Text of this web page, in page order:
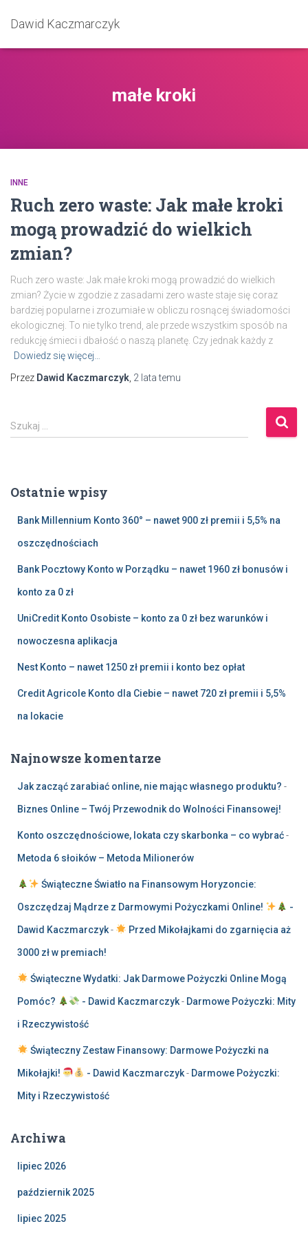
Dawid Kaczmarczyk
małe kroki
INNE
Ruch zero waste: Jak małe kroki
mogą prowadzić do wielkich
zmian?
Ruch zero waste: Jak małe kroki mogą prowadzić do wielkich
zmian? Życie w zgodzie z zasadami zero waste staje się coraz
bardziej popularne i zrozumiałe w obliczu rosnącej świadomości
ekologicznej. To nie tylko trend, ale przede wszystkim sposób na
redukcję śmieci i dbałość o naszą planetę. Czy jednak każdy z
Dowiedz się więcej…
Przez Dawid Kaczmarczyk 2 latatemu
S
z
j
Szukaj …
Ostatnie wpisy
Bank Millennium Konto 360° – nawet 900 zł premii i 5,5% na
oszczędnościach
Bank Pocztowy Konto w Porządku – nawet 1960 zł bonusów i
konto za 0 zł
UniCredit Konto Osobiste – konto za 0 zł bez warunków i
nowoczesna aplikacja
Nest Konto – nawet 1250 zł premii i konto bez opłat
Credit Agricole Konto dla Ciebie – nawet 720 zł premii i 5,5%
na lokacie
Najnowsze komentarze
Jak zacząć zarabiać online, nie mając własnego produktu? -
Biznes Online – Twój Przewodnik do Wolności Finansowej!
Konto oszczędnościowe, lokata czy skarbonka – co wybrać-
Metoda 6 słoików – Metoda Milionerów
Świąteczne Światło na Finansowym Horyzoncie:
Oszczędzaj Mądrze z Darmowymi Pożyczkami Online! -
Dawid Kaczmarczyk- Przed Mikołajkami do zgarnięcia aż
3000 zł w premiach!
Świąteczne Wydatki: Jak Darmowe Pożyczki Online Mogą
Pomóc? - Dawid Kaczmarczyk- Darmowe Pożyczki: Mity
i Rzeczywistość
Świąteczny Zestaw Finansowy: Darmowe Pożyczki na
Mikołajki! - Dawid Kaczmarczyk- Darmowe Pożyczki:
Mity i Rzeczywistość
Archiwa
lipiec 2026
październik 2025
lipiec 2025